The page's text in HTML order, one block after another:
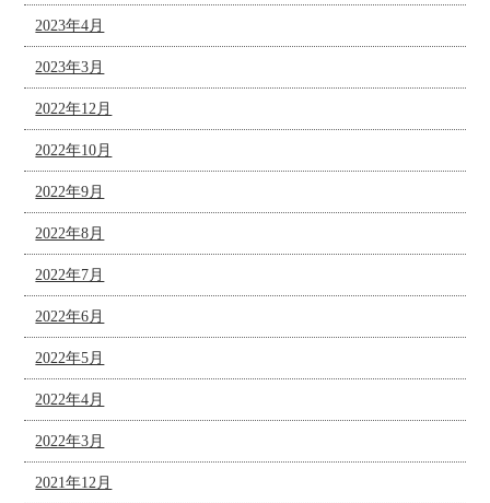
2023年4月
2023年3月
2022年12月
2022年10月
2022年9月
2022年8月
2022年7月
2022年6月
2022年5月
2022年4月
2022年3月
2021年12月